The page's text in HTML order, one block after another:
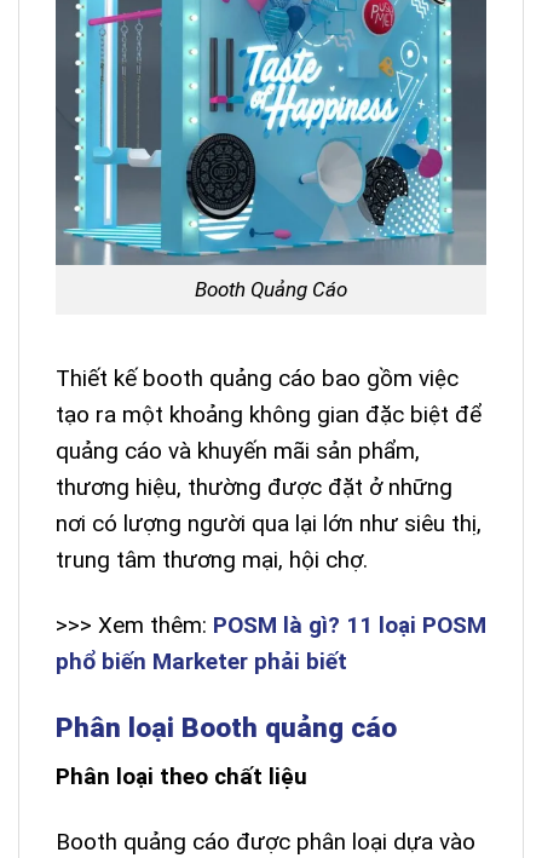
Booth Quảng Cáo
Thiết kế booth quảng cáo bao gồm việc
tạo ra một khoảng không gian đặc biệt để
quảng cáo và khuyến mãi sản phẩm,
thương hiệu, thường được đặt ở những
nơi có lượng người qua lại lớn như siêu thị,
trung tâm thương mại, hội chợ.
>>> Xem thêm: POSM là gì? 11 loại POSM
phổ biến Marketer phải biết
Phân loại Booth quảng cáo
Phân loại theo chất liệu
Booth quảng cáo được phân loại dựa vào